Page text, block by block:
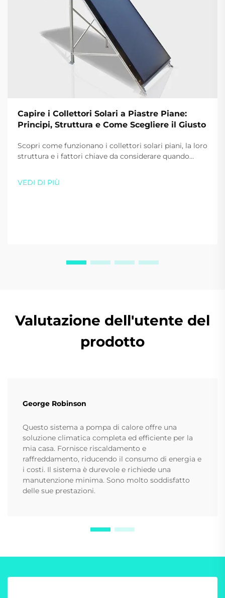
Capire i Collettori Solari a Piastre Piane:
Principi, Struttura e Come Scegliere il Giusto
Scopri come funzionano i collettori solari piani, la loro
struttura e i fattori chiave da considerare quando
efficienza e risparmi—scarica oggi stesso la nostra
guida gratuita.
VEDI DI PIÙ
Valutazione dell'utente del
prodotto
George Robinson
Questo sistema a pompa di calore offre una
soluzione climatica completa ed efficiente per la
mia casa. Fornisce riscaldamento e
raffreddamento, riducendo il consumo di energia e
i costi. Il sistema è durevole e richiede una
manutenzione minima. Sono molto soddisfatto
delle sue prestazioni.